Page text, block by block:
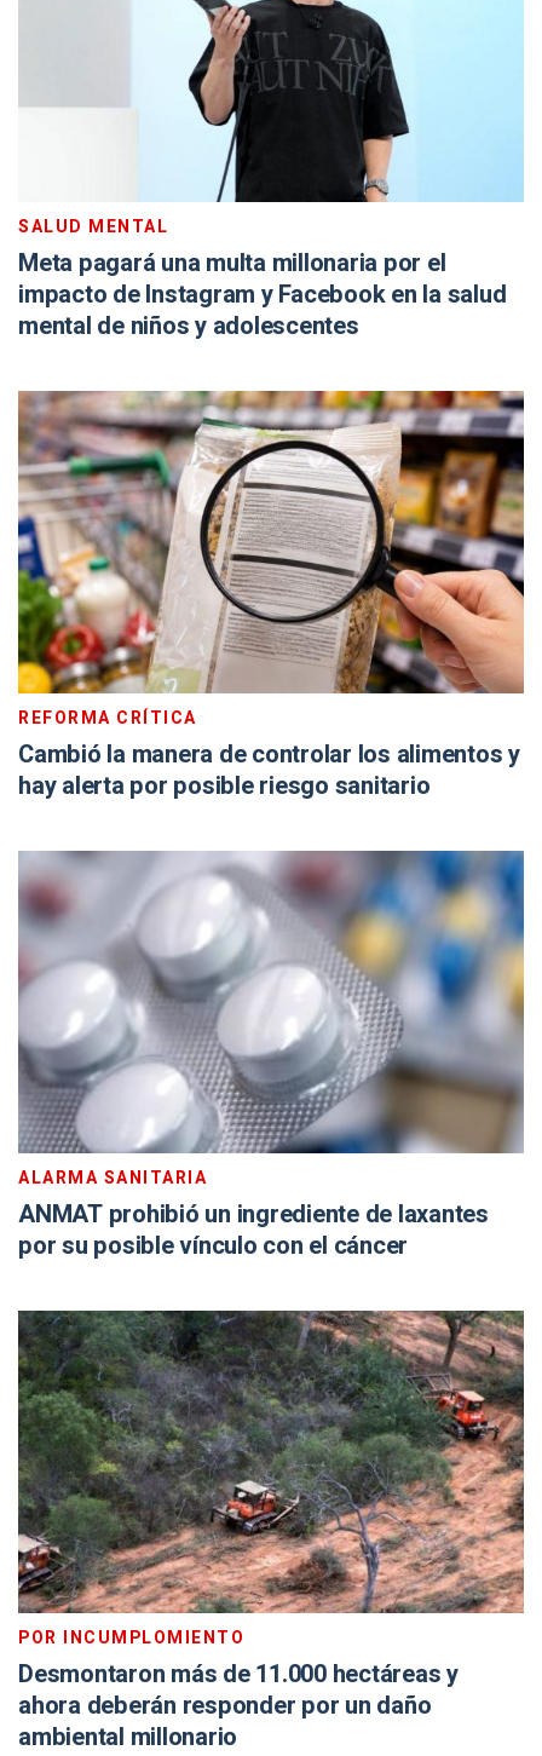
SALUD MENTAL
Meta pagará una multa millonaria por el
impacto de Instagram y Facebook en la salud
mental de niños y adolescentes
REFORMA CRÍTICA
Cambió la manera de controlar los alimentos y
hay alerta por posible riesgo sanitario
ALARMA SANITARIA
ANMAT prohibió un ingrediente de laxantes
por su posible vínculo con el cáncer
POR INCUMPLOMIENTO
Desmontaron más de 11.000 hectáreas y
ahora deberán responder por un daño
ambiental millonario